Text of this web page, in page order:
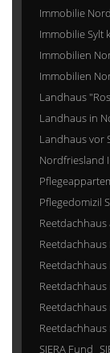
Immobilie
Immobilie Sylt
Immobilien
Immobilien
Landhaus
Landhaus in
Landhaus vor
Nordfriesland
Pflegedomizil
SIERA Fund